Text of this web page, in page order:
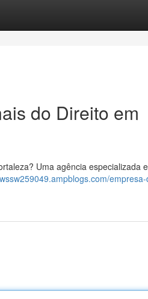
do Direito em
Uma agência especializada